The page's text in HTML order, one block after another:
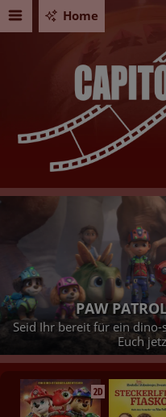
Home
PAW
Seid Ihr bereit für ein dino-
Euch
2D